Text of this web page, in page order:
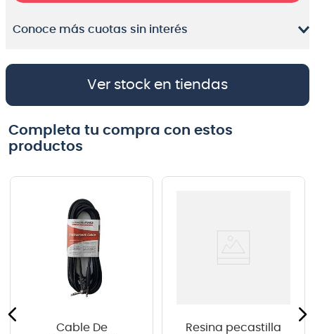
Conoce más cuotas sin interés
Ver stock en tiendas
Completa tu compra con estos
productos
Cable De
Resina pecastilla